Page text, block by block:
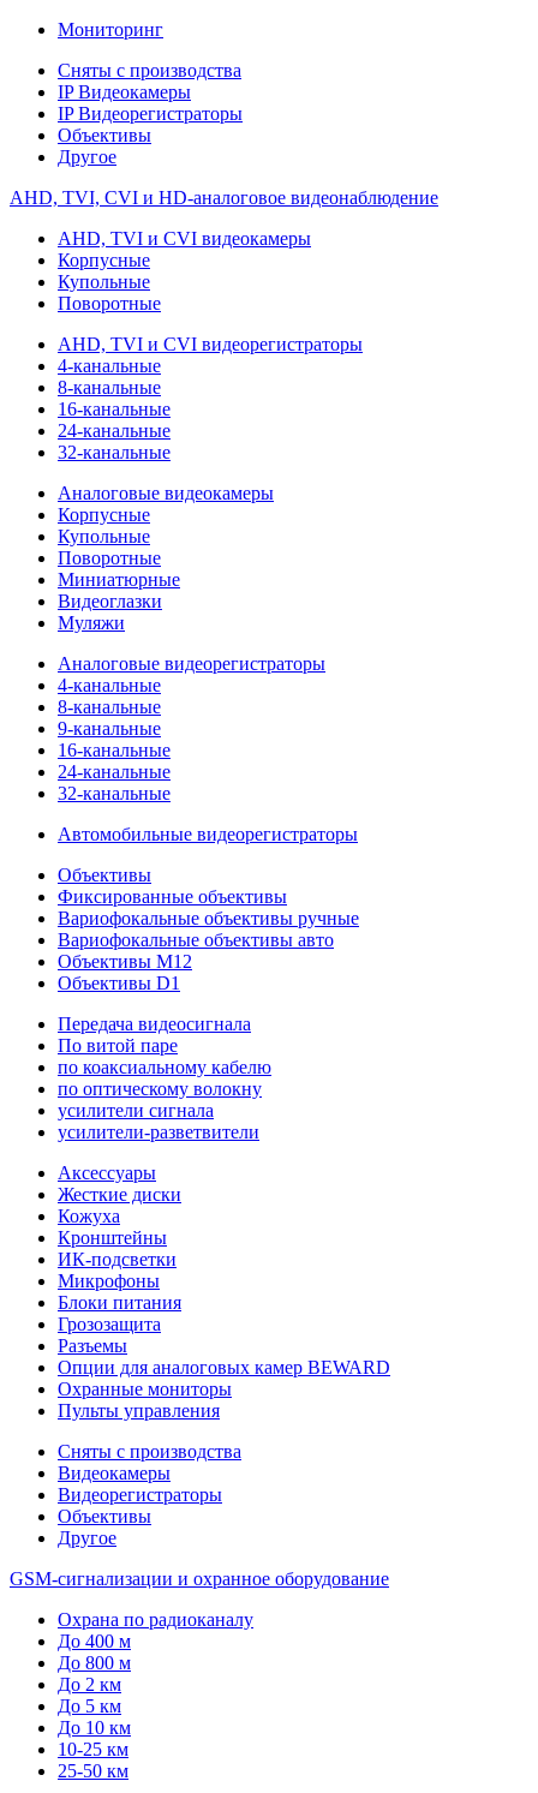
Мониторинг
Сняты с производства
IP Видеокамеры
IP Видеорегистраторы
Объективы
Другое
AHD, TVI, CVI и HD-аналоговое видеонаблюдение
AHD, TVI и CVI видеокамеры
Корпусные
Купольные
Поворотные
AHD, TVI и CVI видеорегистраторы
4-канальные
8-канальные
16-канальные
24-канальные
32-канальные
Аналоговые видеокамеры
Корпусные
Купольные
Поворотные
Миниатюрные
Видеоглазки
Муляжи
Аналоговые видеорегистраторы
4-канальные
8-канальные
9-канальные
16-канальные
24-канальные
32-канальные
Автомобильные видеорегистраторы
Объективы
Фиксированные объективы
Вариофокальные объективы ручные
Вариофокальные объективы авто
Объективы M12
Объективы D1
Передача видеосигнала
По витой паре
по коаксиальному кабелю
по оптическому волокну
усилители сигнала
усилители-разветвители
Аксессуары
Жесткие диски
Кожуха
Кронштейны
ИК-подсветки
Микрофоны
Блоки питания
Грозозащита
Разъемы
Опции для аналоговых камер BEWARD
Охранные мониторы
Пульты управления
Сняты с производства
Видеокамеры
Видеорегистраторы
Объективы
Другое
GSM-сигнализации и охранное оборудование
Охрана по радиоканалу
До 400 м
До 800 м
До 2 км
До 5 км
До 10 км
10-25 км
25-50 км